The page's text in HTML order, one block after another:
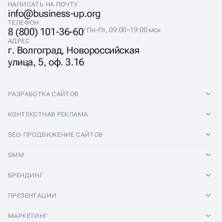
НАПИСАТЬ НА ПОЧТУ
info@business-up.org
ТЕЛЕФОН
8 (800) 101-36-60/ Пн-Пт, 09:00–19:00 мск
АДРЕС
г. Волгоград, Новороссийская
улица, 5, оф. 3.16
РАЗРАБОТКА САЙТОВ
Разработка сайтов
Корпоративные сайты
Разработка прототипа
Сайт-квиз
КОНТЕКСТНАЯ РЕКЛАМА
Контекстная реклама
Медийная реклама
Реклама в телеграм каналах
SEO-ПРОДВИЖЕНИЕ САЙТОВ
SEO-продвижение сайтов
SMM
SMM
БРЕНДИНГ
Брендинг
ПРЕЗЕНТАЦИИ
Презентации
МАРКЕТИНГ